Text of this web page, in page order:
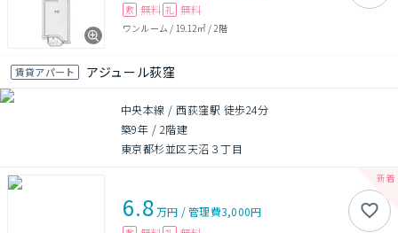
敷 無料 礼 無料
ワンルーム / 19.12㎡/ 2階
賃貸アパート アジュール荻窪
中央本線 / 西荻窪駅 徒歩24分
築9年 / 2階建
東京都杉並区天沼３丁目
6.8万円 /管理費3,000円